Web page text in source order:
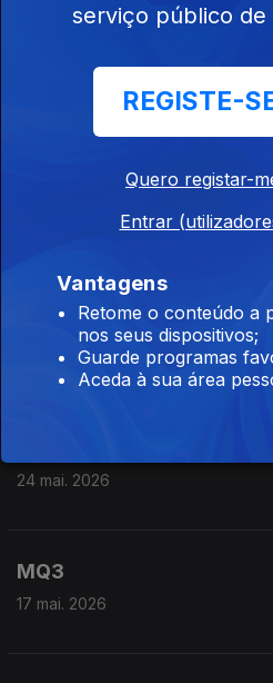
MQ3
31 mai. 2026
24 mai. 2026
MQ3
17 mai. 2026
serviço público de
REGISTE-
Quero registar-
Entrar
Vantagens
Retome o conteúdo a
nos seus dispositivos;
Guarde programas
Aceda à sua área